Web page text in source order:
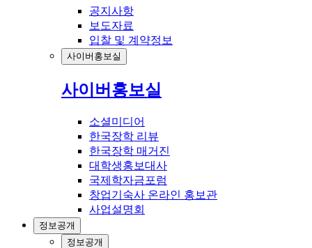
공지사항
보도자료
입찰 및 계약정보
사이버홍보실
사이버홍보실
소셜미디어
한국장학 리뷰
한국장학 매거진
대학생홍보대사
국제학자금포럼
창업기숙사 온라인 홍보관
사업설명회
정보공개
정보공개